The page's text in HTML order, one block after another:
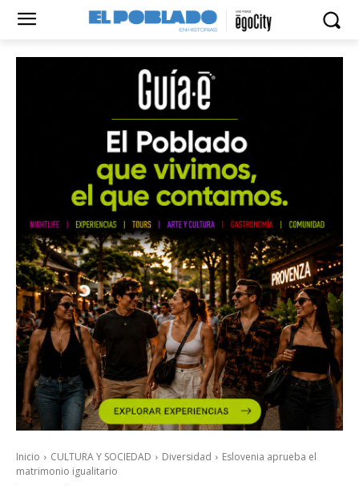
Inicio CULTURA Y SOCIEDAD Diversidad
Eslovenia aprueba el
matrimonio igualitario